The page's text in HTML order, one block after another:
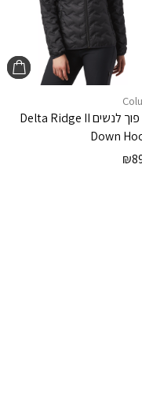
לנשיםDelta Ridge II
Down
₪